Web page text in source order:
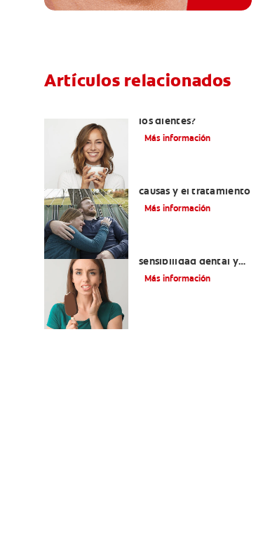
Artículos relacionados
los dientes?
Más información
causas y el tratamiento
Más información
sensibilidad dental y
cómo tratarla
Más información